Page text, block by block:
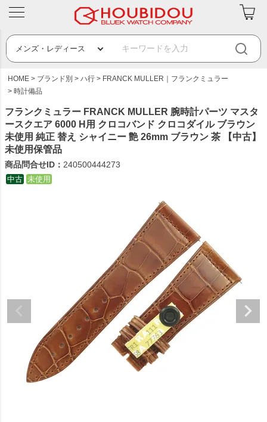
HOME ブランド別 ハ行
FRANCK MULLER｜フランクミュラー
時計備品
フランクミュラー FRANCK MULLER 腕時計パーツ マスタ
ースクエア 6000 H用 クロコバンド クロコダイル ブラウン
未使用 純正 替え シャイニー 艶 26mm ブラウン 茶 【中古】
未使用保管品
商品問合せID： 240500444273
中古 未使用